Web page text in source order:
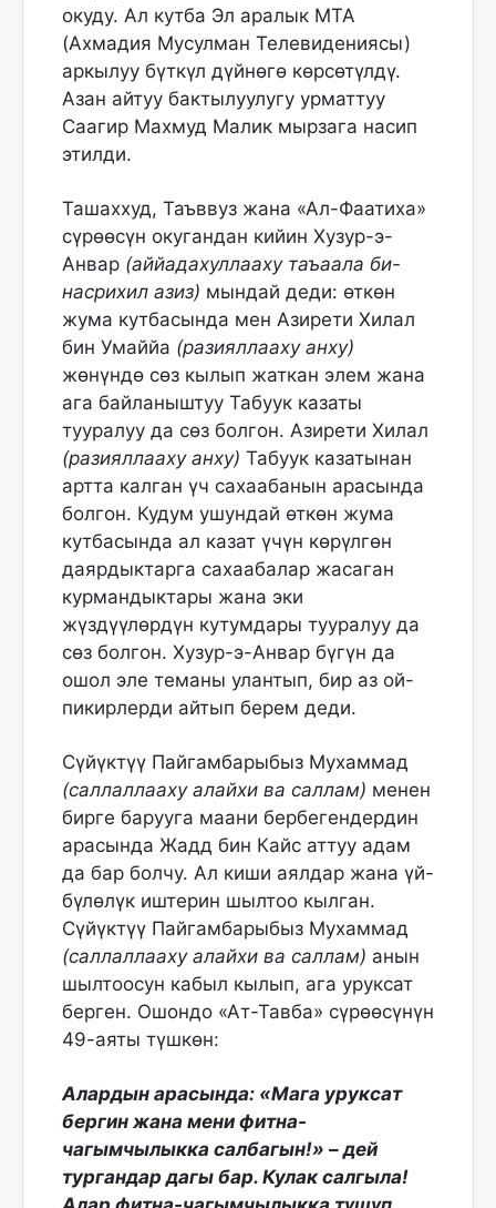
окуду. Ал кутба Эл аралык МТА
(Ахмадия Мусулман Телевидениясы)
аркылуу бүткүл дүйнөгө көрсөтүлдү.
Азан айтуу бактылуулугу урматтуу
Саагир Махмуд Малик мырзага насип
этилди.
Ташаххуд, Таъввуз жана «Ал-Фаатиха»
сүрөөсүн окугандан кийин Хузур-э-
Анвар (аййадахуллааху таъаала би-
насрихил азиз) мындай деди: өткөн
жума кутбасында мен Азирети Хилал
бин Умаййа (разияллааху анху)
жөнүндө сөз кылып жаткан элем жана
ага байланыштуу Табуук казаты
тууралуу да сөз болгон. Азирети Хилал
(разияллааху анху) Табуук казатынан
артта калган үч сахаабанын арасында
болгон. Кудум ушундай өткөн жума
кутбасында ал казат үчүн көрүлгөн
даярдыктарга сахаабалар жасаган
курмандыктары жана эки
жүздүүлөрдүн кутумдары тууралуу да
сөз болгон. Хузур-э-Анвар бүгүн да
ошол эле теманы улантып, бир аз ой-
пикирлерди айтып берем деди.
Сүйүктүү Пайгамбарыбыз Мухаммад
(саллаллааху алайхи ва саллам) менен
бирге барууга маани бербегендердин
арасында Жадд бин Кайс аттуу адам
да бар болчу. Ал киши аялдар жана үй-
бүлөлүк иштерин шылтоо кылган.
Сүйүктүү Пайгамбарыбыз Мухаммад
(саллаллааху алайхи ва саллам) анын
шылтоосун кабыл кылып, ага уруксат
берген. Ошондо «Ат-Тавба» сүрөөсүнүн
49-аяты түшкөн:
Алардын арасында: «Мага уруксат
бергин жана мени фитна-
чагымчылыкка салбагын!» – дей
тургандар дагы бар. Кулак салгыла!